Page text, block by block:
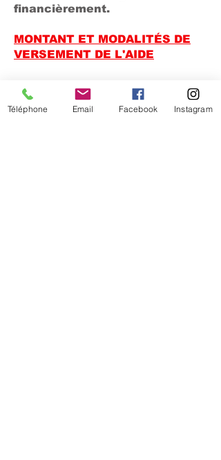
financièrement.
MONTANT ET MODALITÉS DE
VERSEMENT DE L'AIDE
ne peut être attribuée qu’une
fois. Son montant est 1 200 €
Téléphone Email Facebook Instagram